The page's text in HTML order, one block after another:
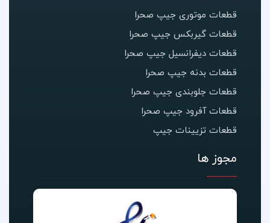
قطعات موتوری جیپ صحرا
قطعات گیربکس جیپ صحرا
قطعات دیفرانسیل جیپ صحرا
قطعات بدنه جیپ صحرا
قطعات جلوبندی جیپ صحرا
قطعات آفرود جیپ صحرا
قطعات تزیینات جیپ
مجوز ها